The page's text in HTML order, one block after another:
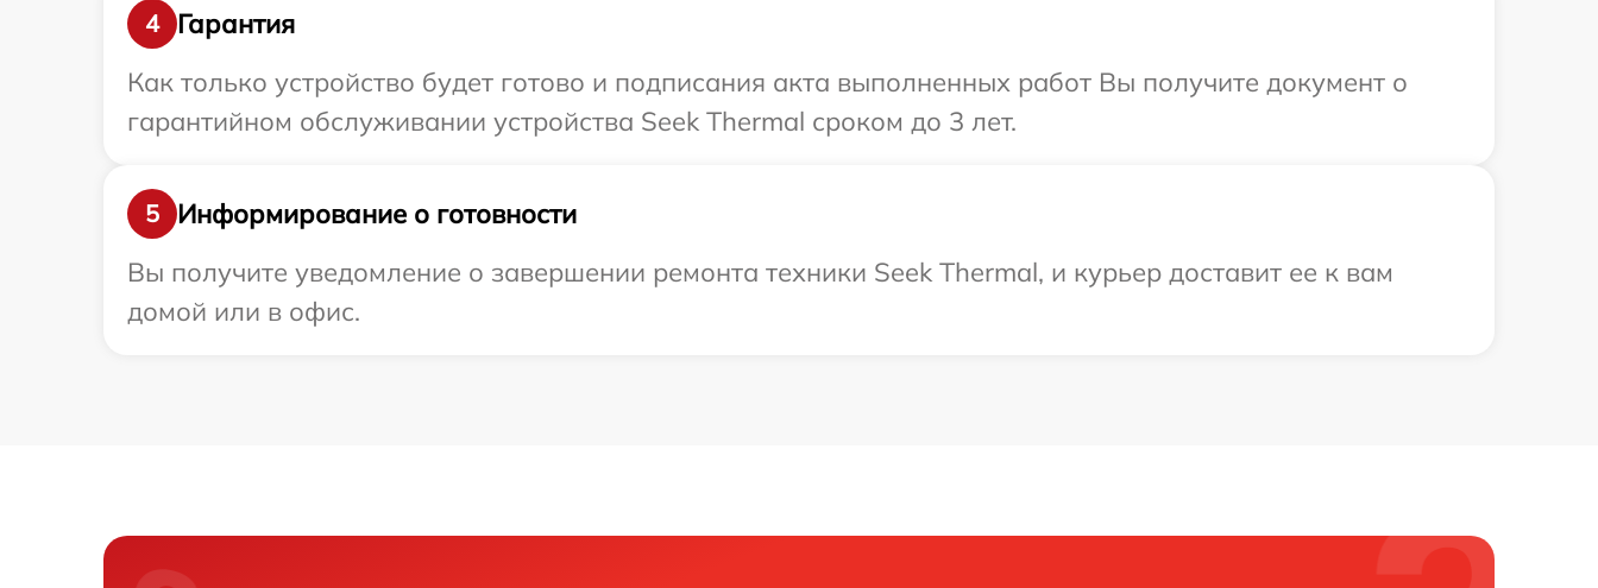
4
Гарантия
Как только устройство будет готово и подписания акта выполненных работ Вы получите документ о
гарантийном обслуживании устройства Seek Thermal сроком до 3 лет.
5
Информирование о готовности
Вы получите уведомление о завершении ремонта техники Seek Thermal, и курьер доставит ее к вам
домой или в офис.